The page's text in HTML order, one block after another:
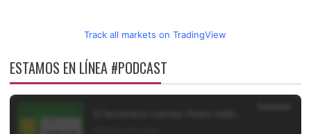
Track all markets on TradingView
ESTAMOS EN LÍNEA #PODCAST